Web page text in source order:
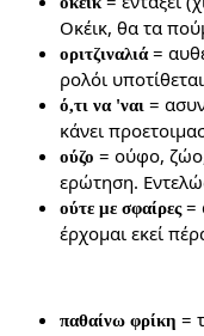
Οκέικ, θα τα
οριτζιναλιά=
ρολόι
ό,τι να 'ναι =
κάνει
ούζο = ούφο,
ερώτηση.
ούτε με σφαίρες=
έρχομαι εκεί
παθαίνω φρίκη =